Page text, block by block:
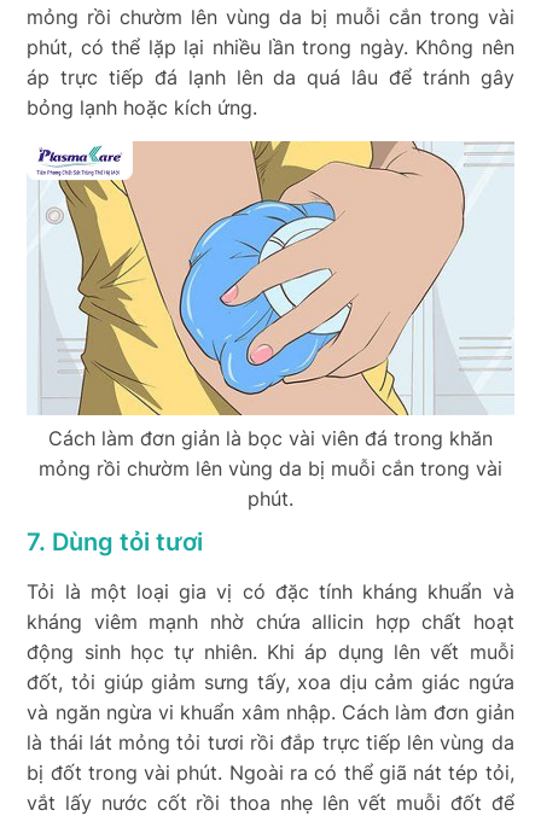
mỏng rồi chườm lên vùng da bị muỗi cắn trong vài
phút, có thể lặp lại nhiều lần trong ngày. Không nên
áp trực tiếp đá lạnh lên da quá lâu để tránh gây
bỏng lạnh hoặc kích ứng.
Cách làm đơn giản là bọc vài viên đá trong khăn
mỏng rồi chườm lên vùng da bị muỗi cắn trong vài
phút.
7. Dùng tỏi tươi
Tỏi là một loại gia vị có đặc tính kháng khuẩn và
kháng viêm mạnh nhờ chứa allicin hợp chất hoạt
động sinh học tự nhiên. Khi áp dụng lên vết muỗi
đốt, tỏi giúp giảm sưng tấy, xoa dịu cảm giác ngứa
và ngăn ngừa vi khuẩn xâm nhập. Cách làm đơn giản
là thái lát mỏng tỏi tươi rồi đắp trực tiếp lên vùng da
bị đốt trong vài phút. Ngoài ra có thể giã nát tép tỏi,
vắt lấy nước cốt rồi thoa nhẹ lên vết muỗi đốt để